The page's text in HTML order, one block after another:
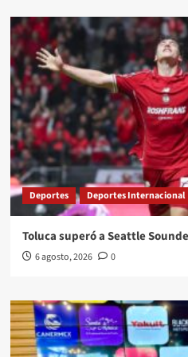
Deportes Deportes Internacional
Toluca superó a Seattle
6 agosto, 2026 0